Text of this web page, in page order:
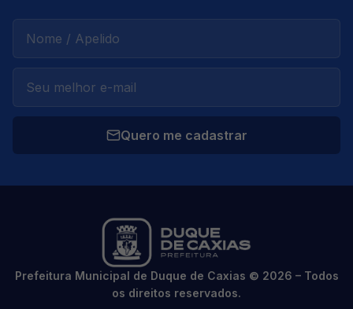
Quero me cadastrar
Prefeitura Municipal de Duque de Caxias © 2026 – Todos
os direitos reservados.